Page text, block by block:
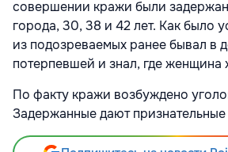
совершении кражи были
города, 30, 38 и 42 лет. Как было
из подозреваемых ранее бывал в
потерпевшей и знал, где женщина
По факту кражи возбуждено
Задержанные дают признательные